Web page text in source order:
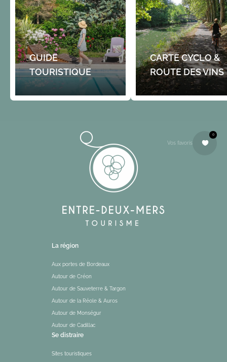
GUIDE
TOURISTIQUE
CARTE CYCLO &
ROUTE DES VINS
Vos favoris
0
La région
Aux portes de Bordeaux
Autour de Créon
Autour de Sauveterre & Targon
Autour de la Réole & Auros
Autour de Monségur
Autour de Cadillac
Se distraire
Sites touristiques